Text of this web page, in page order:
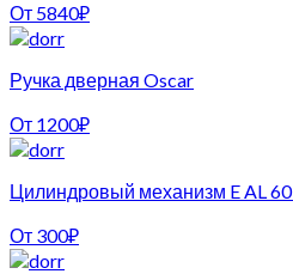
От 5840₽
Ручка дверная Oscar
От 1200₽
Цилиндровый механизм E AL
От 300₽